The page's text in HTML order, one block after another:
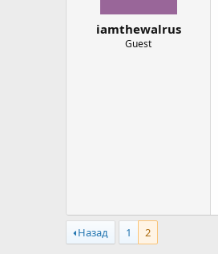
iamthewalrus
Guest
Назад 1 2